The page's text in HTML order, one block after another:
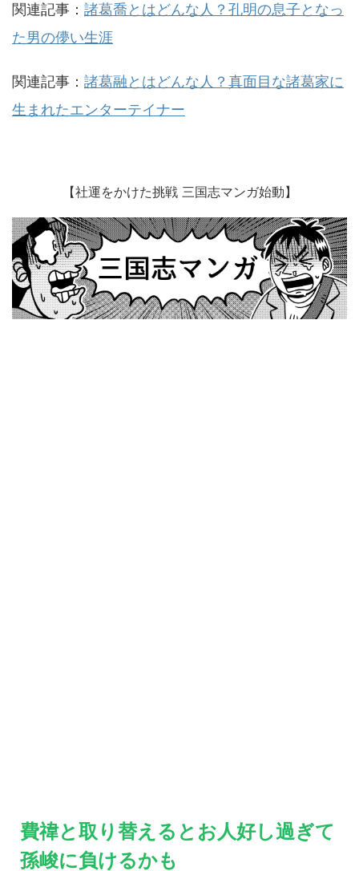
関連記事： 諸葛喬とはどんな人？孔明の息子となっ
た男の儚い生涯
関連記事： 諸葛融とはどんな人？真面目な諸葛家に
生まれたエンターテイナー
【社運をかけた挑戦 三国志マンガ始動】
費禕と取り替えるとお人好し過ぎて
孫峻に負けるかも